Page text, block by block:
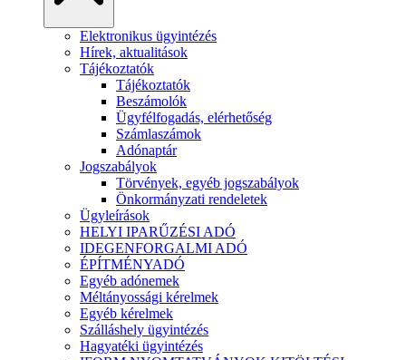
Elektronikus ügyintézés
Hírek, aktualitások
Tájékoztatók
Tájékoztatók
Beszámolók
Ügyfélfogadás, elérhetőség
Számlaszámok
Adónaptár
Jogszabályok
Törvények, egyéb jogszabályok
Önkormányzati rendeletek
Ügyleírások
HELYI IPARŰZÉSI ADÓ
IDEGENFORGALMI ADÓ
ÉPÍTMÉNYADÓ
Egyéb adónemek
Méltányossági kérelmek
Egyéb kérelmek
Szálláshely ügyintézés
Hagyatéki ügyintézés